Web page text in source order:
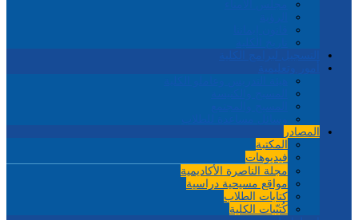
المصادر
المكتبة
فيديوهات
مجلة الناصرة الأكاديمية
مواقع مسيحية دراسية
كتابات الطلاب
كُتيّبات الكلية